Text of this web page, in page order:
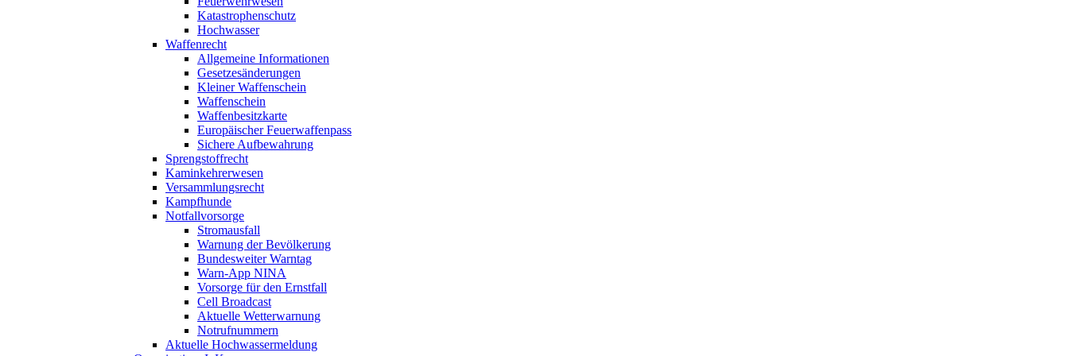
Katastrophenschutz
Hochwasser
Waffenrecht
Allgemeine Informationen
Gesetzesänderungen
Kleiner Waffenschein
Waffenschein
Waffenbesitzkarte
Europäischer Feuerwaffenpass
Sichere Aufbewahrung
Sprengstoffrecht
Kaminkehrerwesen
Versammlungsrecht
Kampfhunde
Notfallvorsorge
Stromausfall
Warnung der Bevölkerung
Bundesweiter Warntag
Warn-App NINA
Vorsorge für den Ernstfall
Cell Broadcast
Aktuelle Wetterwarnung
Notrufnummern
Aktuelle Hochwassermeldung